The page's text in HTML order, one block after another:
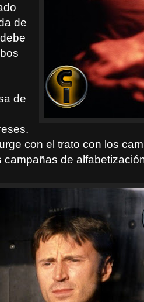
de
de
con el trato con los
de